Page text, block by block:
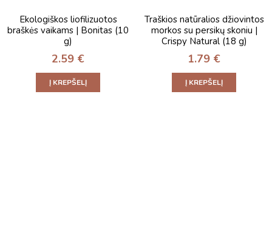
Ekologiškos liofilizuotos
braškės vaikams | Bonitas (10
g)
2.59 €
Į KREPŠELĮ
Traškios natūralios džiovintos
morkos su persikų skoniu |
Crispy Natural (18 g)
1.79 €
Į KREPŠELĮ